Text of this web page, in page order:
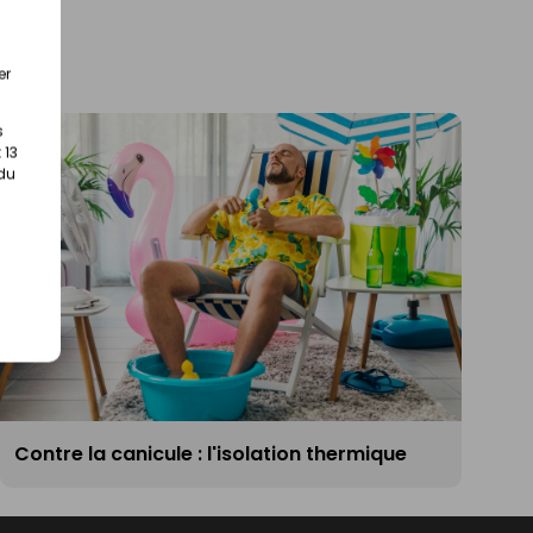
Contre la canicule : l'isolation thermique